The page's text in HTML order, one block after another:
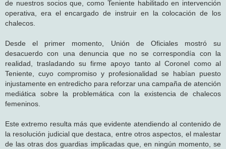
de nuestros socios que, como Teniente habilitado en intervención
operativa, era el encargado de instruir en la colocación de los
chalecos.
Desde el primer momento, Unión de Oficiales mostró su
desacuerdo con una denuncia que no se correspondía con la
realidad, trasladando su firme apoyo tanto al Coronel como al
Teniente, cuyo compromiso y profesionalidad se habían puesto
injustamente en entredicho para reforzar una campaña de atención
mediática sobre la problemática con la existencia de chalecos
femeninos.
Este extremo resulta más que evidente atendiendo al contenido de
la resolución judicial que destaca, entre otros aspectos, el malestar
de las otras dos guardias implicadas que, en ningún momento, se